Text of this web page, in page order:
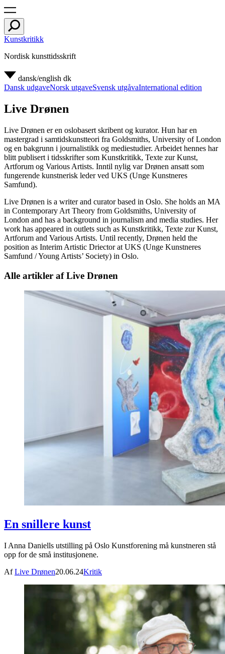
Kunstkritikk
Nordisk kunsttidsskrift
dansk/english dk
Dansk udgaveNorsk utgaveSvensk utgåvaInternational edition
Live Drønen
Live Drønen er en oslobasert skribent og kurator. Hun har en
mastergrad i samtidskunstteori fra Goldsmiths, University of London
og en bakgrunn i journalistikk og mediestudier. Arbeidet hennes har
blitt publisert i tidsskrifter som Kunstkritikk, Texte zur Kunst,
Artforum og Various Artists. Inntil nylig var Drønen ansatt som
fungerende kunstnerisk leder ved UKS (Unge Kunstneres
Samfund).
Live Drønen is a writer and curator based in Oslo. She holds an MA
in Contemporary Art Theory from Goldsmiths, University of
London and has a background in journalism and media studies. Her
work has appeared in outlets such as Kunstkritikk, Texte zur Kunst,
Artforum and Various Artists. Until recently, Drønen held the
position as Interim Artistic Driector at UKS (Unge Kunstneres
Samfund / Young Artists’ Society) in Oslo.
Alle artikler af Live Drønen
En snillere kunst
I Anna Daniells utstilling på Oslo Kunstforening må kunstneren stå
opp for de små institusjonene.
AfLive Drønen20.06.24Kritik